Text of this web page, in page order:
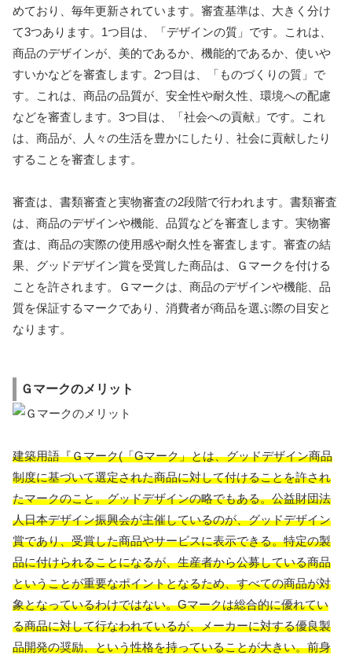
めており、毎年更新されています。審査基準は、大きく分け
て3つあります。1つ目は、「デザインの質」です。これは、
商品のデザインが、美的であるか、機能的であるか、使いや
すいかなどを審査します。2つ目は、「ものづくりの質」で
す。これは、商品の品質が、安全性や耐久性、環境への配慮
などを審査します。3つ目は、「社会への貢献」です。これ
は、商品が、人々の生活を豊かにしたり、社会に貢献したり
することを審査します。
審査は、書類審査と実物審査の2段階で行われます。書類審査
は、商品のデザインや機能、品質などを審査します。実物審
査は、商品の実際の使用感や耐久性を審査します。審査の結
果、グッドデザイン賞を受賞した商品は、Ｇマークを付ける
ことを許されます。Ｇマークは、商品のデザインや機能、品
質を保証するマークであり、消費者が商品を選ぶ際の目安と
なります。
Ｇマークのメリット
建築用語『Ｇマーク(「Gマーク」とは、グッドデザイン商品
制度に基づいて選定された商品に対して付けることを許され
たマークのこと。グッドデザインの略でもある。公益財団法
人日本デザイン振興会が主催しているのが、グッドデザイン
賞であり、受賞した商品やサービスに表示できる。特定の製
品に付けられることになるが、生産者から公募している商品
ということが重要なポイントとなるため、すべての商品が対
象となっているわけではない。Gマークは総合的に優れてい
る商品に対して行なわれているが、メーカーに対する優良製
品開発の奨励、という性格を持っていることが大きい。前身